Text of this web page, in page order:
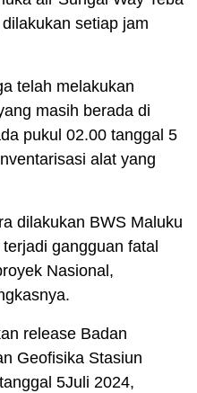
setiap jam
telah melakukan
masih berada di
pukul 02.00 tanggal 5
alat yang
dilakukan BWS Maluku
gangguan fatal
Nasional,
release Badan
Geofisika Stasiun
5Juli 2024,